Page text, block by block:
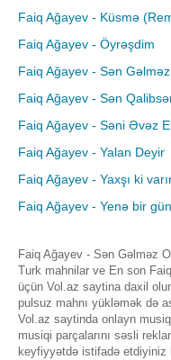
Faiq Ağayev - Küsmə
Faiq Ağayev - Öyrəşdim
Faiq Ağayev - Sən
Faiq Ağayev - Sən
Faiq Ağayev - Səni Əvəz
Faiq Ağayev - Yalan Deyir
Faiq Ağayev - Yaxşı ki
Faiq Ağayev - Yenə bir gün
Faiq Ağayev - Sən Gəlməz
Turk mahnilar ve En son
üçün Vol.az saytina daxil
pulsuz mahnı yükləmək də
Vol.az saytinda onlayn
musiqi parçalarını səsli
keyfiyyətdə istifadə etdiyiniz